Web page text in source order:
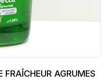
FRAÎCHEUR AGRUMES